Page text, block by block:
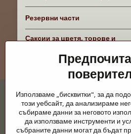
Резервни части
Саксии за цветя, торове и
Използваме „бисквитки", за да
този уебсайт, да анализираме
събираме данни за неговото
да използваме инструменти и
събраните данни могат да бъдат